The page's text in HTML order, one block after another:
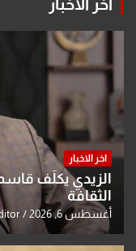
اخر الاخبار
اخر الاخبار
الزيدي يكلّف
الثقافة
أغسطس 6, 2026